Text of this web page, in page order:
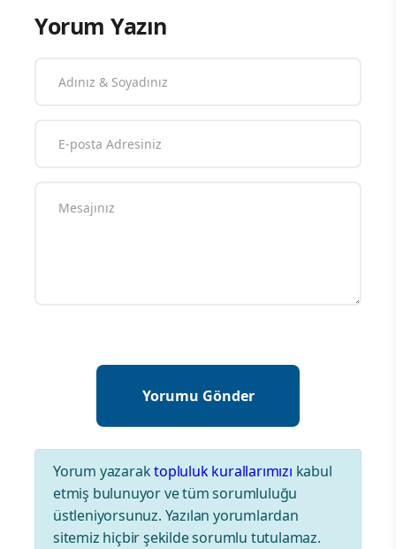
Yorum Yazın
Yorum yazaraktopluluk kurallarımızı kabul
etmiş bulunuyor ve tüm sorumluluğu
üstleniyorsunuz. Yazılan yorumlardan
sitemiz hiçbir şekilde sorumlu tutulamaz.